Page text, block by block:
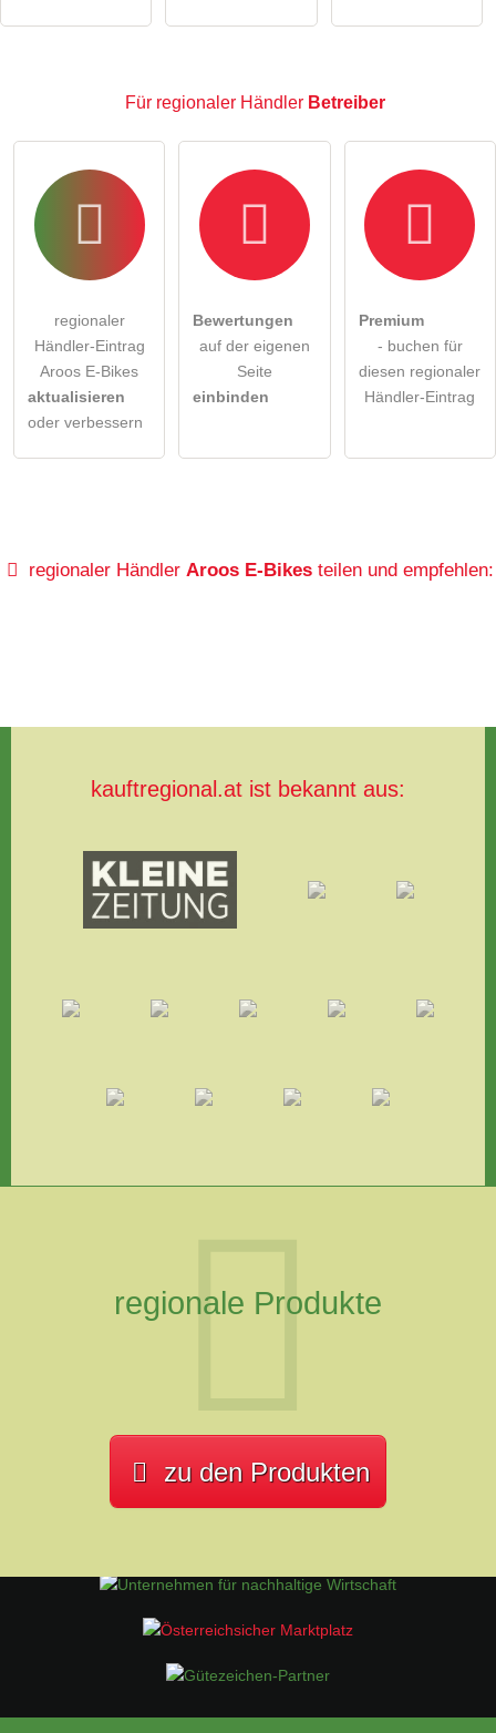
Für regionaler Händler Betreiber
regionaler
Händler-Eintrag
Aroos E-Bikes
aktualisieren
oder verbessern
Bewertungen
auf der eigenen
Seite
einbinden
Premium
- buchen für
diesen regionaler
Händler-Eintrag
regionaler Händler Aroos E-Bikesteilen und empfehlen:
kauftregional.at ist bekannt aus:
regionale Produkte
zu den Produkten